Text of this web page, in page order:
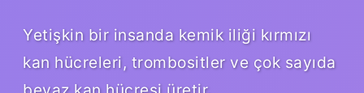
Yetişkin bir insanda kemik iliği kırmızı
kan hücreleri, trombositler ve çok sayıda